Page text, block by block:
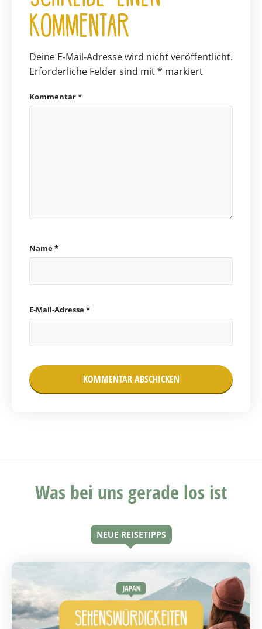
Kommentar
Deine E-Mail-Adresse wird nicht veröffentlicht.
Erforderliche Felder sind mit* markiert
Kommentar*
Name*
E-Mail-Adresse*
Was bei uns gerade los ist
NEUE REISETIPPS